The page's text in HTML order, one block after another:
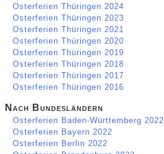
Osterferien Thüringen 2024
Osterferien Thüringen 2023
Osterferien Thüringen 2021
Osterferien Thüringen 2020
Osterferien Thüringen 2019
Osterferien Thüringen 2018
Osterferien Thüringen 2017
Osterferien Thüringen 2016
Nach Bundesländern
Osterferien Baden-Württemberg 2022
Osterferien Bayern 2022
Osterferien Berlin 2022